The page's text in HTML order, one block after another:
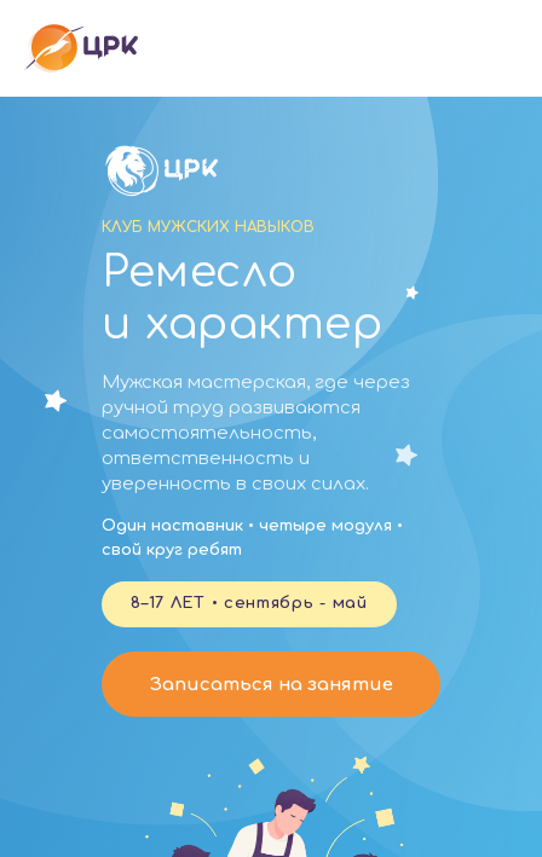
Мужская мастерская, где через
ручной труд развиваются
самостоятельность,
ответственность и
уверенность в своих силах.
КЛУБ МУЖСКИХ НАВЫКОВ
Записаться на занятие
Ремесло
и характер
Один наставник • четыре модуля •
свой круг ребят
8–17 ЛЕТ • сентябрь - май